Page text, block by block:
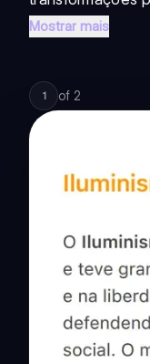
Mostrar mais
1 of 2